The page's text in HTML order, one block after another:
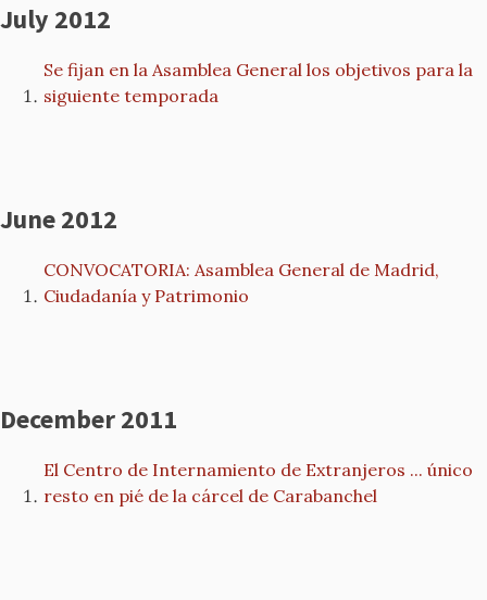
July 2012
Se fijan en la Asamblea General los objetivos para la
siguiente temporada
June 2012
CONVOCATORIA: Asamblea General de Madrid,
Ciudadanía y Patrimonio
December 2011
El Centro de Internamiento de Extranjeros ... único
resto en pié de la cárcel de Carabanchel